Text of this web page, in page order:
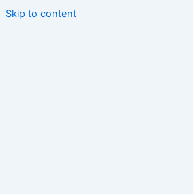
Skip to content